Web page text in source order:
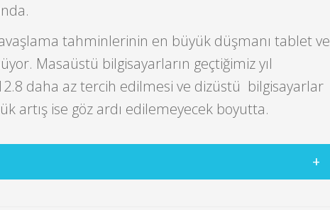
tahminlerinin en büyük düşmanı tablet ve
Masaüstü bilgisayarların geçtiğimiz yıl
daha az tercih edilmesi ve dizüstü bilgisayarlar
artış ise göz ardı edilemeyecek boyutta.